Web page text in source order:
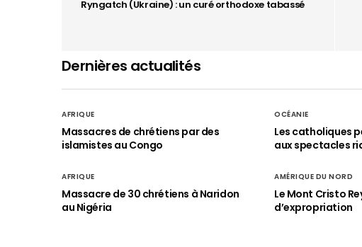
Ryngatch (Ukraine) : un curé orthodoxe tabassé
Dernières actualités
AFRIQUE
Massacres de chrétiens par des
islamistes au Congo
OCÉANIE
Les catholiques
aux spectacles
AFRIQUE
Massacre de 30 chrétiens à Naridon
au Nigéria
AMÉRIQUE DU NORD
Le Mont Cristo
d’expropriation